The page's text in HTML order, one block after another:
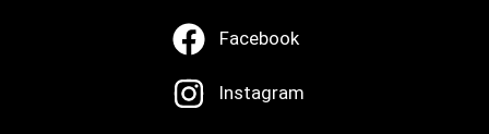
Facebook
Instagram